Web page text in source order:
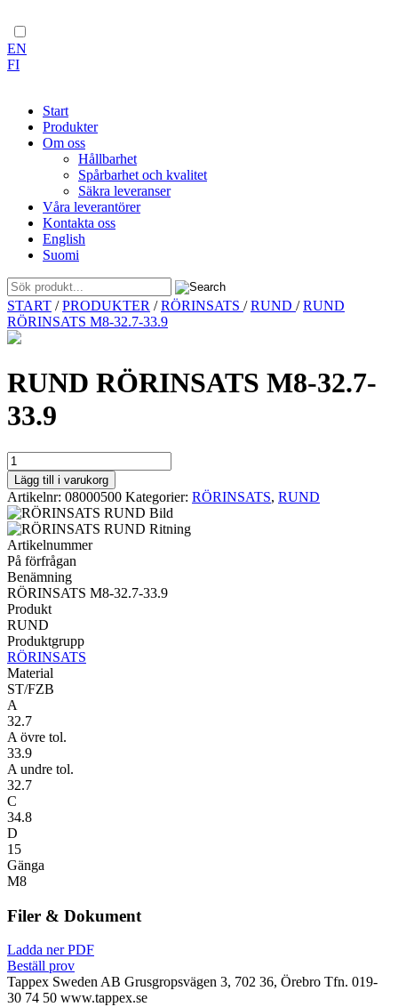
EN
FI
Start
Produkter
Om oss
Hållbarhet
Spårbarhet och kvalitet
Säkra leveranser
Våra leverantörer
Kontakta oss
English
Suomi
Skip
to
content
START /PRODUKTER /RÖRINSATS /RUND /RUND
RÖRINSATS M8-32.7-33.9
RUND RÖRINSATS M8-32.7-
33.9
RUND
RÖRINSATS
M8-
32.7-
33.9
mängd
Lägg till i varukorg
Artikelnr: 08000500 Kategorier: RÖRINSATS, RUND
Artikelnummer
På förfrågan
Benämning
RÖRINSATS M8-32.7-33.9
Produkt
RUND
Produktgrupp
RÖRINSATS
Material
ST/FZB
A
32.7
A övre tol.
33.9
A undre tol.
32.7
C
34.8
D
15
Gänga
M8
Filer & Dokument
Ladda ner PDF
Beställ prov
Tappex Sweden AB Grusgropsvägen 3, 702 36, Örebro Tfn. 019-
30 74 50 www.tappex.se